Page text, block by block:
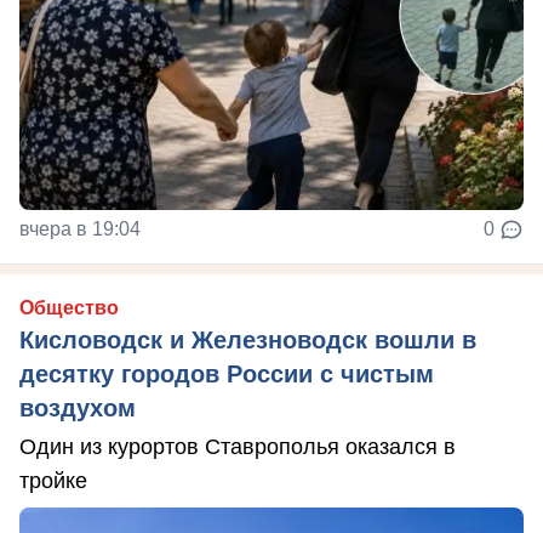
вчера в 19:04 0
Общество
Кисловодск и Железноводск вошли в
десятку городов России с чистым
воздухом
Один из курортов Ставрополья оказался в
тройке